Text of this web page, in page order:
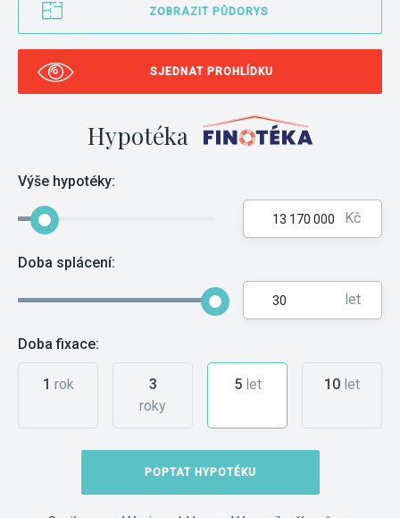
ZOBRAZIT PŮDORYS
SJEDNAT PROHLÍDKU
Hypotéka
Výše hypotéky:
Kč
Doba splácení:
let
Doba fixace:
1 rok
3
roky
5let 10 let
POPTAT HYPOTÉKU